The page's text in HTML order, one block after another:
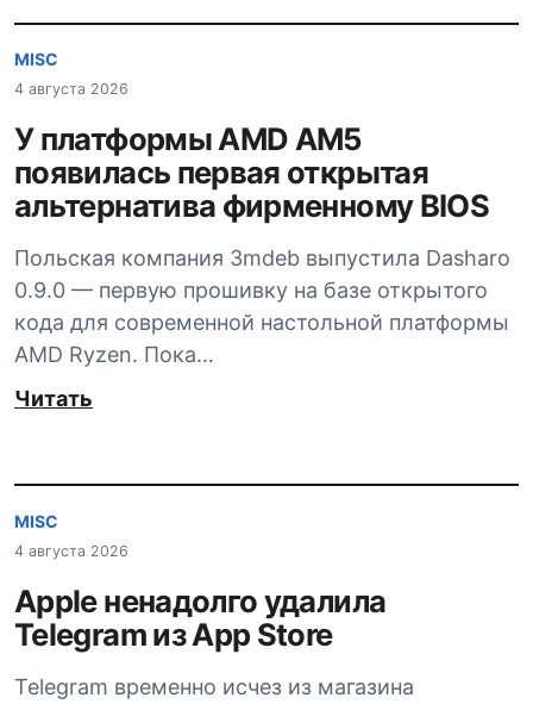
MISC
4 августа 2026
У платформы AMD AM5
появилась первая открытая
альтернатива фирменному BIOS
Польская компания 3mdeb выпустила Dasharo
0.9.0 — первую прошивку на базе открытого
кода для современной настольной платформы
AMD Ryzen. Пока…
Читать
MISC
4 августа 2026
Apple ненадолго удалила
Telegram из App Store
Telegram временно исчез из магазина